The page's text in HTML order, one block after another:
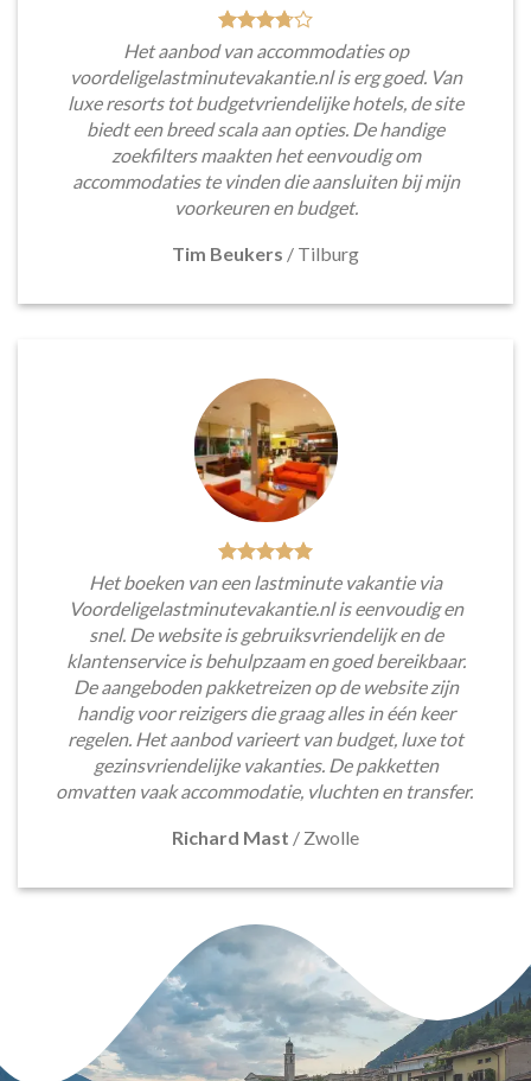
Het aanbod van accommodaties op
voordeligelastminutevakantie.nl is erg goed. Van
luxe resorts tot budgetvriendelijke hotels, de site
biedt een breed scala aan opties. De handige
zoekfilters maakten het eenvoudig om
accommodaties te vinden die aansluiten bij mijn
voorkeuren en budget.
Tim Beukers / Tilburg
Het boeken van een lastminute vakantie via
Voordeligelastminutevakantie.nl is eenvoudig en
snel. De website is gebruiksvriendelijk en de
klantenservice is behulpzaam en goed bereikbaar.
De aangeboden pakketreizen op de website zijn
handig voor reizigers die graag alles in één keer
regelen. Het aanbod varieert van budget, luxe tot
gezinsvriendelijke vakanties. De pakketten
omvatten vaak accommodatie, vluchten en transfer.
Richard Mast / Zwolle